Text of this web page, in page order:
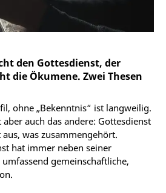
den Gottesdienst, der
die Ökumene. Zwei Thesen
ohne „Bekenntnis“ ist langweilig.
aber auch das andere: Gottesdienst
was zusammengehört.
hat immer neben seiner
gemeinschaftliche,